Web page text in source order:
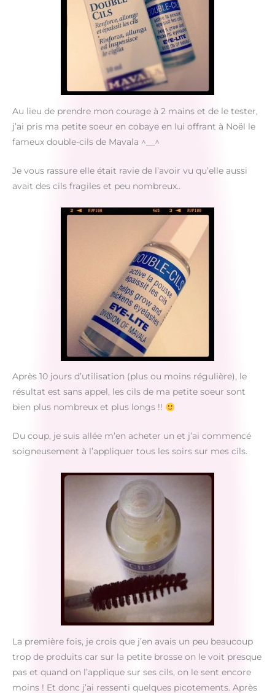
Au lieu de prendre mon courage à 2 mains et de le tester,
j’ai pris ma petite soeur en cobaye en lui offrant à Noël le
fameux double-cils de Mavala ^__^
Je vous rassure elle était ravie de l’avoir vu qu’elle aussi
avait des cils fragiles et peu nombreux..
Après 10 jours d’utilisation (plus ou moins régulière), le
résultat est sans appel, les cils de ma petite soeur sont
bien plus nombreux et plus longs !!
Du coup, je suis allée m’en acheter un et j’ai commencé
soigneusement à l’appliquer tous les soirs sur mes cils.
La première fois, je crois que j’en avais un peu beaucoup
trop de produits car sur la petite brosse on le voit presque
pas et quand on l’applique sur ses cils, on le sent encore
moins ! Et donc j’ai ressenti quelques picotements. Après